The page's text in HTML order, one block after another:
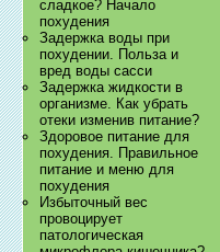
сладкое? Начало
похудения
Задержка воды при
похудении. Польза и
вред воды сасси
Задержка жидкости в
организме. Как убрать
отеки изменив питание?
Здоровое питание для
похудения. Правильное
питание и меню для
похудения
Избыточный вес
провоцирует
патологическая